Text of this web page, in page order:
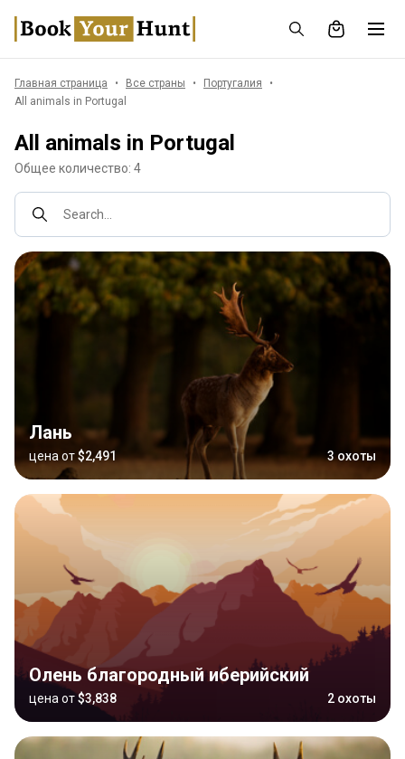
Главная страница Все страны
Португалия
All animals in Portugal
All animals in Portugal
Общее количество: 4
Search...
Лань
цена от$2,491 3 охоты
Олень благородный иберийский
цена от$3,838 2 охоты